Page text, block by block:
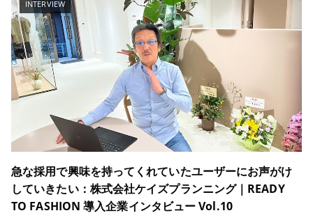
INTERVIEW
急な採用で興味を持ってくれていたユーザーにお声がけ
していきたい：株式会社ケイズプランニング｜READY
TO FASHION 導入企業インタビュー Vol.10